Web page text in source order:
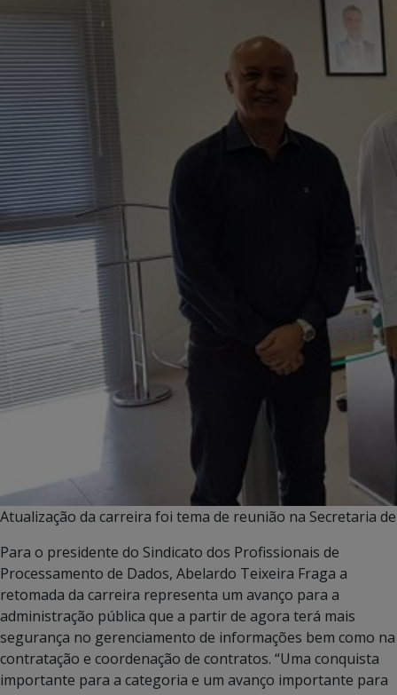
Atualização da carreira foi tema de reunião na Secretaria
Para o presidente do Sindicato dos Profissionais de
Processamento de Dados, Abelardo Teixeira Fraga a
retomada da carreira representa um avanço para a
administração pública que a partir de agora terá mais
segurança no gerenciamento de informações bem como na
contratação e coordenação de contratos. “Uma conquista
importante para a categoria e um avanço importante para